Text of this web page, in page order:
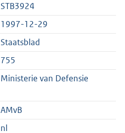
STB3924
1997-12-29
Staatsblad
755
Ministerie van Defensie
AMvB
nl